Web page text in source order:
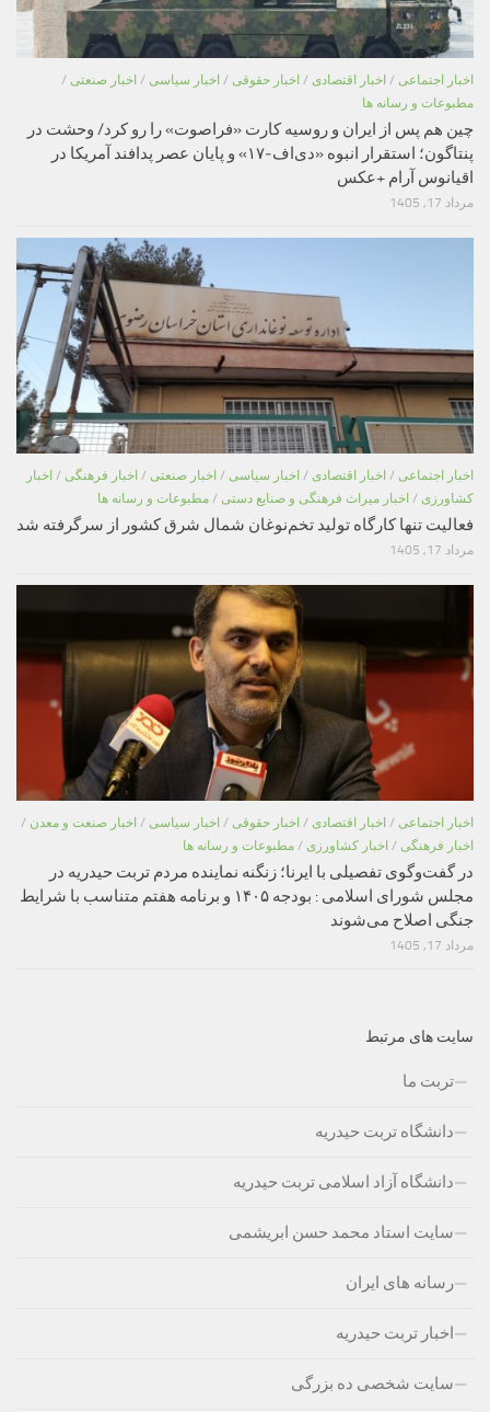
اخبار اجتماعی / اخبار اقتصادی / اخبار حقوقی / اخبار سیاسی / اخبار صنعتی /
مطبوعات و رسانه ها
چین هم پس از ایران و روسیه کارت «فراصوت» را رو کرد/ وحشت در
پنتاگون؛ استقرار انبوه «دی‌اف‑۱۷» و پایان عصر پدافند آمریکا در
اقیانوس آرام +عکس
مرداد 17, 1405
اخبار اجتماعی / اخبار اقتصادی / اخبار سیاسی / اخبار صنعتی / اخبار فرهنگی / اخبار
کشاورزی / اخبار میراث فرهنگی و صنایع دستی / مطبوعات و رسانه ها
فعالیت تنها کارگاه تولید تخم‌نوغان شمال شرق کشور از سرگرفته شد
مرداد 17, 1405
اخبار اجتماعی / اخبار اقتصادی / اخبار حقوقی / اخبار سیاسی / اخبار صنعت و معدن /
اخبار فرهنگی / اخبار کشاورزی / مطبوعات و رسانه ها
در گفت‌وگوی تفصیلی با ایرنا؛ زنگنه نماینده مردم تربت حیدریه در
مجلس شورای اسلامی : بودجه ۱۴۰۵ و برنامه هفتم متناسب با شرایط
جنگی اصلاح می‌شوند
مرداد 17, 1405
سایت های مرتبط
تربت ما
دانشگاه تربت حیدریه
دانشگاه آزاد اسلامی تربت حیدریه
سایت استاد محمد حسن ابریشمی
رسانه های ایران
اخبار تربت حیدریه
سایت شخصی ده بزرگی